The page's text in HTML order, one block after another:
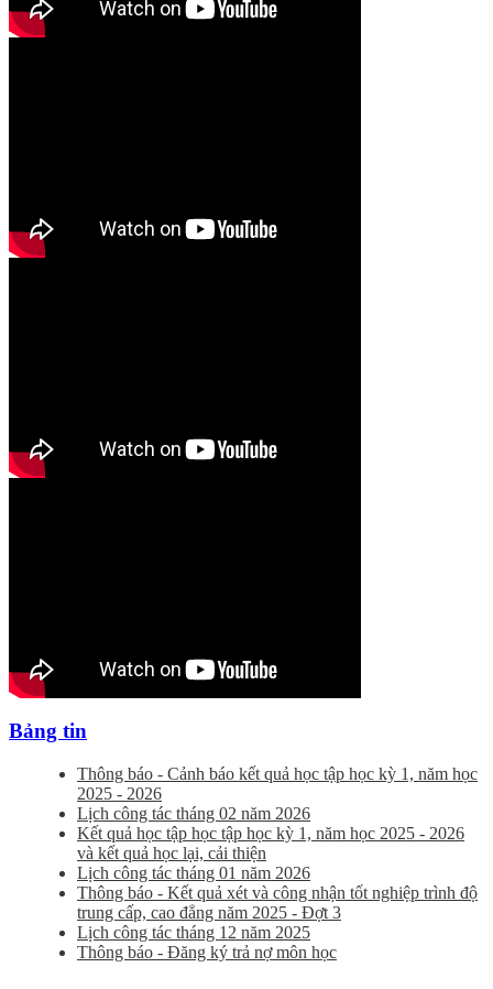
Bảng tin
Thông báo - Cảnh báo kết quả học tập học kỳ 1, năm học
2025 - 2026
Lịch công tác tháng 02 năm 2026
Kết quả học tập học tập học kỳ 1, năm học 2025 - 2026
và kết quả học lại, cải thiện
Lịch công tác tháng 01 năm 2026
Thông báo - Kết quả xét và công nhận tốt nghiệp trình độ
trung cấp, cao đẳng năm 2025 - Đợt 3
Lịch công tác tháng 12 năm 2025
Thông báo - Đăng ký trả nợ môn học